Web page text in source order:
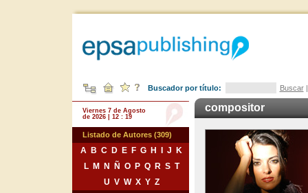
Buscador por título: Buscar
Viernes 7 de Agosto
de 2026 | 12 : 19
Listado de Autores (309)
A B C D E F G H J
K
L
M N Ñ O P Q R S T
U V W X Y Z
compositor